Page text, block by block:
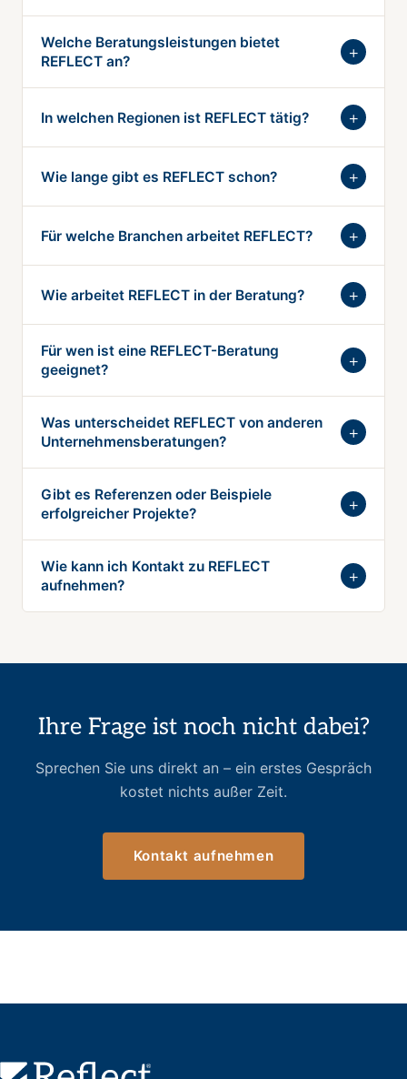
Welche Beratungsleistungen bietet
REFLECT an?
In welchen Regionen ist REFLECT tätig?
Wie lange gibt es REFLECT schon?
Für welche Branchen arbeitet REFLECT?
Wie arbeitet REFLECT in der Beratung?
Für wen ist eine REFLECT-Beratung
geeignet?
Was unterscheidet REFLECT von anderen
Unternehmensberatungen?
Gibt es Referenzen oder Beispiele
erfolgreicher Projekte?
Wie kann ich Kontakt zu REFLECT
aufnehmen?
Ihre Frage ist noch nicht dabei?
Sprechen Sie uns direkt an – ein erstes Gespräch
kostet nichts außer Zeit.
Kontakt aufnehmen